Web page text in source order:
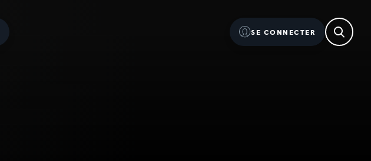
SE CONNECTER